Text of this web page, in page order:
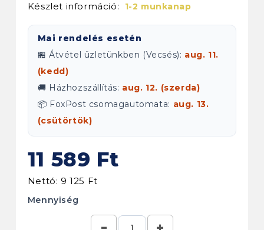
Készlet információ:
1-2 munkanap
Mai rendelés esetén
🏪 Átvétel üzletünkben (Vecsés): aug. 11.
(kedd)
🚚 Házhozszállítás: aug. 12. (szerda)
📦 FoxPost csomagautomata: aug. 13.
(csütörtök)
11 589 Ft
Nettó: 9 125 Ft
Mennyiség